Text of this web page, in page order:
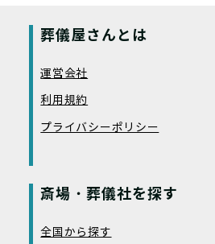
葬儀屋さんとは
運営会社
利用規約
プライバシーポリシー
斎場・葬儀社を探す
全国から探す